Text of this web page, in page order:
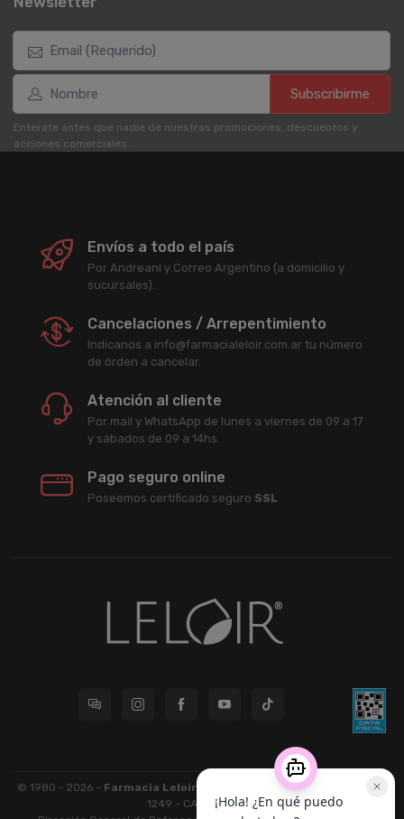
Subscribirme
Enterate antes que nadie de nuestras promociones, descuentos y
acciones comerciales.
Envíos a todo el país
Por Andreani y Correo Argentino (a domicilio y
sucursales).
Cancelaciones / Arrepentimiento
Indicanos a info@farmacialeloir.com.ar tu número
de órden a cancelar.
Atención al cliente
Por mail y WhatsApp de lunes a viernes de 09 a 17
y sábados de 09 a 14hs.
Pago seguro online
Poseemos certificado seguro SSL
© 1980 - 2026 - Farmacia Leloir S.R.L.
| CUIT 33609220789 - Larrea
1249 - CABA - CP 1117